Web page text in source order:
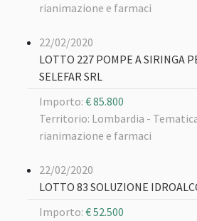
rianimazione e farmaci
22/02/2020
LOTTO 227 POMPE A SIRINGA
SELEFAR SRL
Importo: € 85.800
Territorio: Lombardia -
rianimazione e farmaci
22/02/2020
LOTTO 83 SOLUZIONE
Importo: € 52.500